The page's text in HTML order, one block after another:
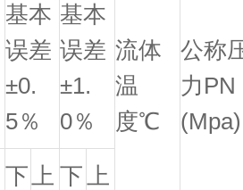
流体
温
度℃
公称
力PN
(Mpa)
基本
误差
±0.
5％
基本
误差
±1.
0％
下上 下上